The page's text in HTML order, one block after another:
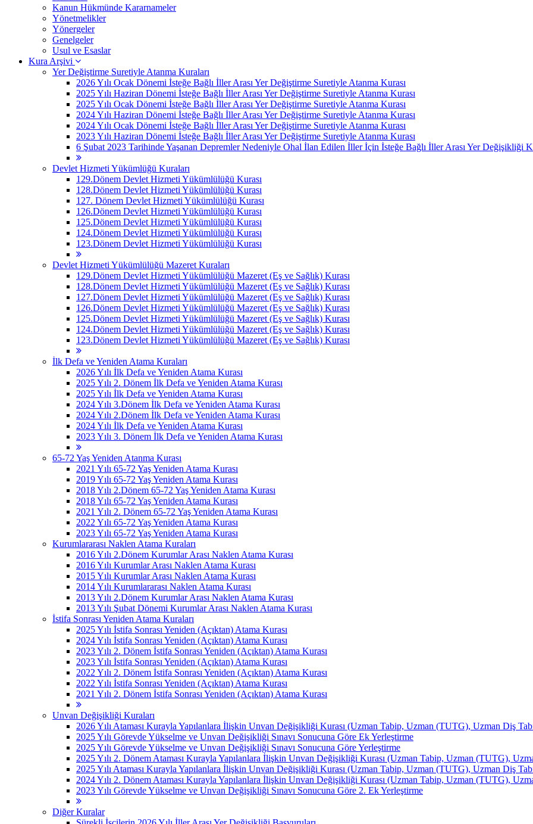
Kanun Hükmünde Kararnameler
Yönetmelikler
Yönergeler
Genelgeler
Usul ve Esaslar
Kura Arşivi
Yer Değiştirme Suretiyle Atanma Kuraları
2026 Yılı Ocak Dönemi İsteğe Bağlı İller Arası Yer Değiştirme Suretiyle Atanma Kurası
2025 Yılı Haziran Dönemi İsteğe Bağlı İller Arası Yer Değiştirme Suretiyle Atanma Kurası
2025 Yılı Ocak Dönemi İsteğe Bağlı İller Arası Yer Değiştirme Suretiyle Atanma Kurası
2024 Yılı Haziran Dönemi İsteğe Bağlı İller Arası Yer Değiştirme Suretiyle Atanma Kurası
2024 Yılı Ocak Dönemi İsteğe Bağlı İller Arası Yer Değiştirme Suretiyle Atanma Kurası
2023 Yılı Haziran Dönemi İsteğe Bağlı İller Arası Yer Değiştirme Suretiyle Atanma Kurası
6 Şubat 2023 Tarihinde Yaşanan Depremler Nedeniyle Ohal İlan Edilen İller İçin İsteğe Bağlı İller Arası Yer Değişikliği
Devlet Hizmeti Yükümlüğü Kuraları
129.Dönem Devlet Hizmeti Yükümlülüğü Kurası
128.Dönem Devlet Hizmeti Yükümlülüğü Kurası
127. Dönem Devlet Hizmeti Yükümlülüğü Kurası
126.Dönem Devlet Hizmeti Yükümlülüğü Kurası
125.Dönem Devlet Hizmeti Yükümlülüğü Kurası
124.Dönem Devlet Hizmeti Yükümlülüğü Kurası
123.Dönem Devlet Hizmeti Yükümlülüğü Kurası
Devlet Hizmeti Yükümlülüğü Mazeret Kuraları
129.Dönem Devlet Hizmeti Yükümlülüğü Mazeret (Eş ve Sağlık) Kurası
128.Dönem Devlet Hizmeti Yükümlülüğü Mazeret (Eş ve Sağlık) Kurası
127.Dönem Devlet Hizmeti Yükümlülüğü Mazeret (Eş ve Sağlık) Kurası
126.Dönem Devlet Hizmeti Yükümlülüğü Mazeret (Eş ve Sağlık) Kurası
125.Dönem Devlet Hizmeti Yükümlülüğü Mazeret (Eş ve Sağlık) Kurası
124.Dönem Devlet Hizmeti Yükümlülüğü Mazeret (Eş ve Sağlık) Kurası
123.Dönem Devlet Hizmeti Yükümlülüğü Mazeret (Eş ve Sağlık) Kurası
İlk Defa ve Yeniden Atama Kuraları
2026 Yılı İlk Defa ve Yeniden Atama Kurası
2025 Yılı 2. Dönem İlk Defa ve Yeniden Atama Kurası
2025 Yılı İlk Defa ve Yeniden Atama Kurası
2024 Yılı 3.Dönem İlk Defa ve Yeniden Atama Kurası
2024 Yılı 2.Dönem İlk Defa ve Yeniden Atama Kurası
2024 Yılı İlk Defa ve Yeniden Atama Kurası
2023 Yılı 3. Dönem İlk Defa ve Yeniden Atama Kurası
65-72 Yaş Yeniden Atanma Kurası
2021 Yılı 65-72 Yaş Yeniden Atama Kurası
2019 Yılı 65-72 Yaş Yeniden Atama Kurası
2018 Yılı 2.Dönem 65-72 Yaş Yeniden Atama Kurası
2018 Yılı 65-72 Yaş Yeniden Atama Kurası
2021 Yılı 2. Dönem 65-72 Yaş Yeniden Atama Kurası
2022 Yılı 65-72 Yaş Yeniden Atama Kurası
2023 Yılı 65-72 Yaş Yeniden Atama Kurası
Kurumlararası Naklen Atama Kuraları
2016 Yılı 2.Dönem Kurumlar Arası Naklen Atama Kurası
2016 Yılı Kurumlar Arası Naklen Atama Kurası
2015 Yılı Kurumlar Arası Naklen Atama Kurası
2014 Yılı Kurumlararası Naklen Atama Kurası
2013 Yılı 2.Dönem Kurumlar Arası Naklen Atama Kurası
2013 Yılı Şubat Dönemi Kurumlar Arası Naklen Atama Kurası
İstifa Sonrası Yeniden Atama Kuraları
2025 Yılı İstifa Sonrası Yeniden (Açıktan) Atama Kurası
2024 Yılı İstifa Sonrası Yeniden (Açıktan) Atama Kurası
2023 Yılı 2. Dönem İstifa Sonrası Yeniden (Açıktan) Atama Kurası
2023 Yılı İstifa Sonrası Yeniden (Açıktan) Atama Kurası
2022 Yılı 2. Dönem İstifa Sonrası Yeniden (Açıktan) Atama Kurası
2022 Yılı İstifa Sonrası Yeniden (Açıktan) Atama Kurası
2021 Yılı 2. Dönem İstifa Sonrası Yeniden (Açıktan) Atama Kurası
Unvan Değişikliği Kuraları
2026 Yılı Ataması Kurayla Yapılanlara İlişkin Unvan Değişikliği Kurası (Uzman Tabip, Uzman (TUTG), Uzman Diş
2025 Yılı Görevde Yükselme ve Unvan Değişikliği Sınavı Sonucuna Göre Ek Yerleştirme
2025 Yılı Görevde Yükselme ve Unvan Değişikliği Sınavı Sonucuna Göre Yerleştirme
2025 Yılı 2. Dönem Ataması Kurayla Yapılanlara İlişkin Unvan Değişikliği Kurası (Uzman Tabip, Uzman (TUTG),
2025 Yılı Ataması Kurayla Yapılanlara İlişkin Unvan Değişikliği Kurası (Uzman Tabip, Uzman (TUTG), Uzman Diş
2024 Yılı 2. Dönem Ataması Kurayla Yapılanlara İlişkin Unvan Değişikliği Kurası (Uzman Tabip, Uzman (TUTG),
2023 Yılı Görevde Yükselme ve Unvan Değişikliği Sınavı Sonucuna Göre 2. Ek Yerleştirme
Diğer Kuralar